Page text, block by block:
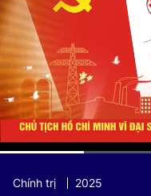
Time
Chính trị 2025